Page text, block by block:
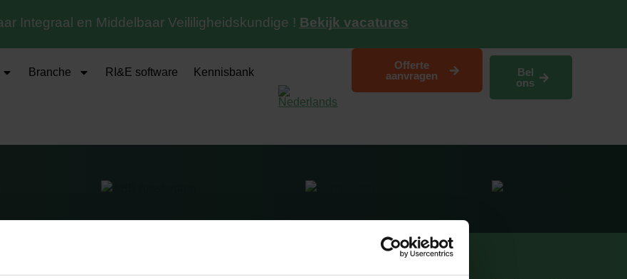
Integraal en Middelbaar Veililigheidskundige ! Bekijk vacatures
Bel
ons
Offerte
aanvragen
Branche RI&E software Kennisbank